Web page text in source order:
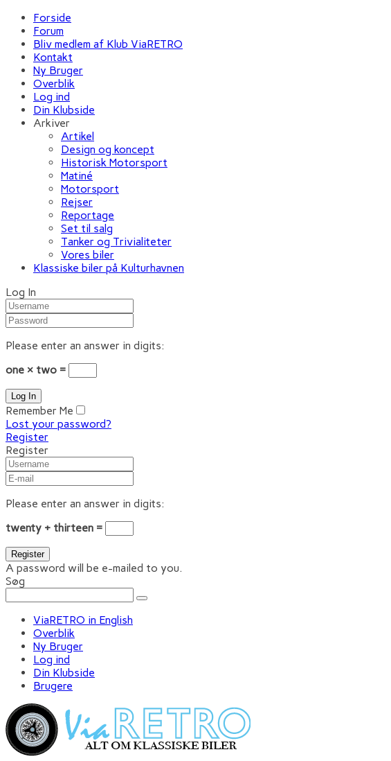
Forside
Forum
Bliv medlem af Klub ViaRETRO
Kontakt
Ny Bruger
Overblik
Log ind
Din Klubside
Arkiver
Artikel
Design og koncept
Historisk Motorsport
Matiné
Motorsport
Rejser
Reportage
Set til salg
Tanker og Trivialiteter
Vores biler
Klassiske biler på Kulturhavnen
Log In
Please enter an answer in digits:
one × two =
Remember Me
Lost your password?
Register
Register
Please enter an answer in digits:
twenty + thirteen =
A password will be e-mailed to you.
Søg
ViaRETRO in English
Overblik
Ny Bruger
Log ind
Din Klubside
Brugere